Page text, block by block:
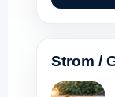
Strom /